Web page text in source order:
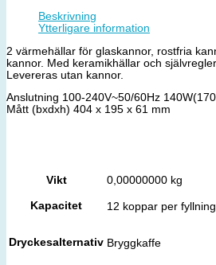
Beskrivning
Ytterligare information
2 värmehällar för glaskannor, rostfria
kannor. Med keramikhällar och
Levereras utan kannor.
Anslutning 100-240V~50/60Hz
Mått (bxdxh) 404 x 195 x 61 mm
Vikt 0,00000000 kg
Kapacitet 12 koppar per fyllning
Dryckesalternativ Bryggkaffe